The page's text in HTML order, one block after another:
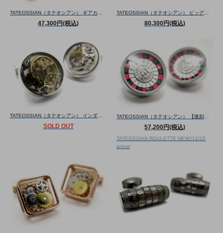
47,300円(税込) 80,300円(税込)
SOLD OUT
TATEOSSIAN（タテオシアン） 【復刻】ルーレットカフス （カフスボタン/カフリンクス） - ブランド
57,200円(税込)
TATEOSSIAN ROULETTE NEW!!12/15
arrival